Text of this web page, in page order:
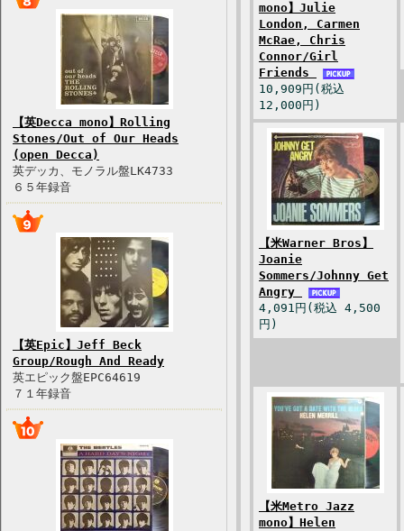
【英Decca mono】Rolling
Stones/Out of Our Heads
(open Decca)
英デッカ、モノラル盤LK4733
６５年録音
【英Epic】Jeff Beck
Group/Rough And Ready
英エピック盤EPC64619
７１年録音
mono】Julie
London, Carmen
McRae, Chris
Connor/Girl
Friends
10,909円(税込
12,000円)
【米Warner Bros】
Joanie
Sommers/Johnny Get
Angry
4,091円(税込 4,500
円)
【米Metro Jazz
mono】Helen